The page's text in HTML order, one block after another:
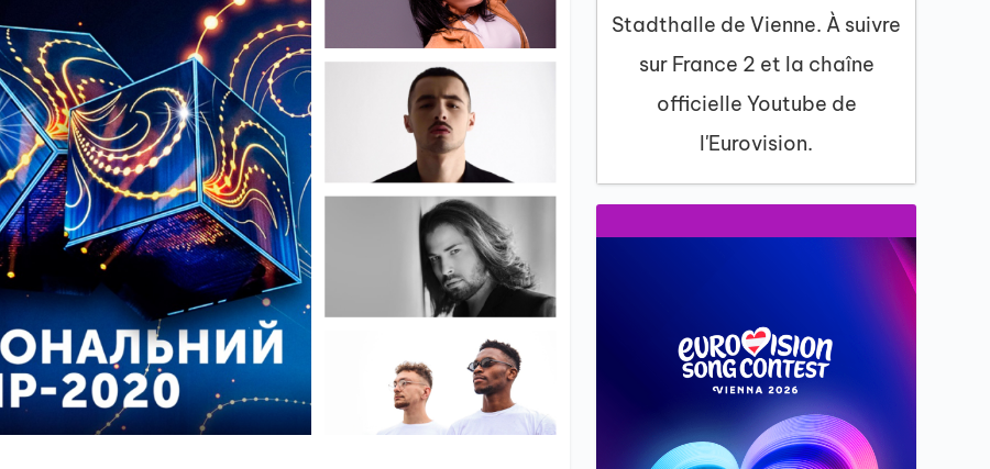
Stadthalle de Vienne. À suivre
sur France 2 et la chaîne
officielle Youtube de
l'Eurovision.